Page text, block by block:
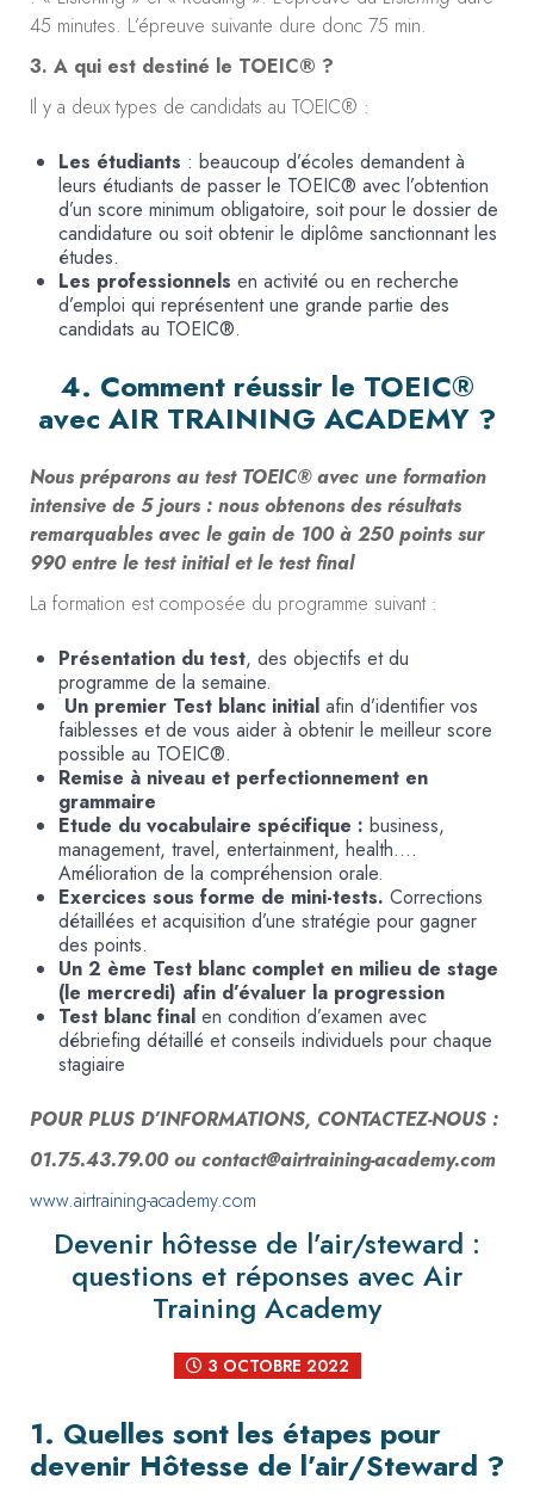
45 minutes. L’épreuve suivante dure donc 75 min.
3. A qui est destiné le TOEIC® ?
Il y a deux types de candidats au TOEIC® :
Les étudiants : beaucoup d’écoles demandent à
leurs étudiants de passer le TOEIC® avec l’obtention
d’un score minimum obligatoire, soit pour le dossier de
candidature ou soit obtenir le diplôme sanctionnant les
études.
Les professionnels en activité ou en recherche
d’emploi qui représentent une grande partie des
candidats au TOEIC®.
4. Comment réussir le TOEIC®
avec AIR TRAINING ACADEMY ?
Nous préparons au test TOEIC® avec une formation
intensive de 5 jours : nous obtenons des résultats
remarquables avec le gain de 100 à 250 points sur
990 entre le test initial et le test final
La formation est composée du programme suivant :
Présentation du test, des objectifs et du
programme de la semaine.
Un premier Test blanc initial afin d’identifier vos
faiblesses et de vous aider à obtenir le meilleur score
possible au TOEIC®.
Remise à niveau et perfectionnement en
grammaire
Etude du vocabulaire spécifique : business,
management, travel, entertainment, health….
Amélioration de la compréhension orale.
Exercices sous forme de mini-tests. Corrections
détaillées et acquisition d’une stratégie pour gagner
des points.
Un 2 ème Test blanc complet en milieu de stage
(le mercredi) afin d’évaluer la progression
Test blanc final en condition d’examen avec
débriefing détaillé et conseils individuels pour chaque
stagiaire
POUR PLUS D’INFORMATIONS, CONTACTEZ-NOUS :
01.75.43.79.00 ou contact@airtraining-academy.com
www.airtraining-academy.com
Devenir hôtesse de l’air/steward :
questions et réponses avec Air
Training Academy
3 OCTOBRE 2022
1. Quelles sont les étapes pour
devenir Hôtesse de l’air/Steward ?